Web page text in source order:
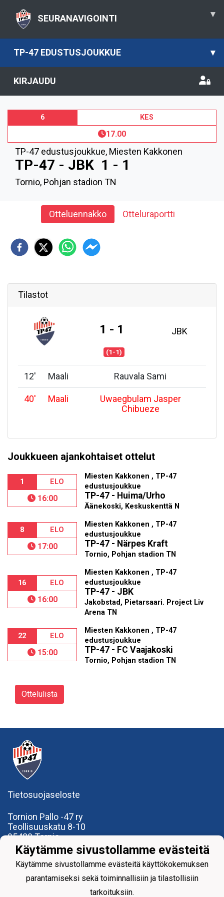
SEURANAVIGOINTI ▾
TP-47 EDUSTUSJOUKKUE ▾
KIRJAUDU
6 KES
17.00
TP-47 edustusjoukkue, Miesten Kakkonen
TP-47 - JBK 1 - 1
Tornio, Pohjan stadion TN
Otteluennakko Otteluraportti
Tilastot
1 - 1 JBK
(1-1)
12' Maali Rauvala Sami
40' Maali
Uwaegbulam Jasper
Chibueze
Joukkueen ajankohtaiset ottelut
1 ELO
16:00
Miesten Kakkonen , TP-47
edustusjoukkue
TP-47 - Huima/Urho
Äänekoski, Keskuskenttä N
8 ELO
17:00
Miesten Kakkonen , TP-47
edustusjoukkue
TP-47 - Närpes Kraft
Tornio, Pohjan stadion TN
16 ELO
16:00
Miesten Kakkonen , TP-47
edustusjoukkue
TP-47 - JBK
Jakobstad, Pietarsaari. Project Liv
Arena TN
22 ELO
15:00
Miesten Kakkonen , TP-47
edustusjoukkue
TP-47 - FC Vaajakoski
Tornio, Pohjan stadion TN
Ottelulista
Tietosuojaseloste
Tornion Pallo -47 ry
Teollisuuskatu 8-10
95420 Tornio
+35840591 9275
office@tp47.com
Käytämme sivustollamme evästeitä
Käytämme sivustollamme evästeitä käyttökokemuksen
parantamiseksi sekä toiminnallisiin ja tilastollisiin
tarkoituksiin.